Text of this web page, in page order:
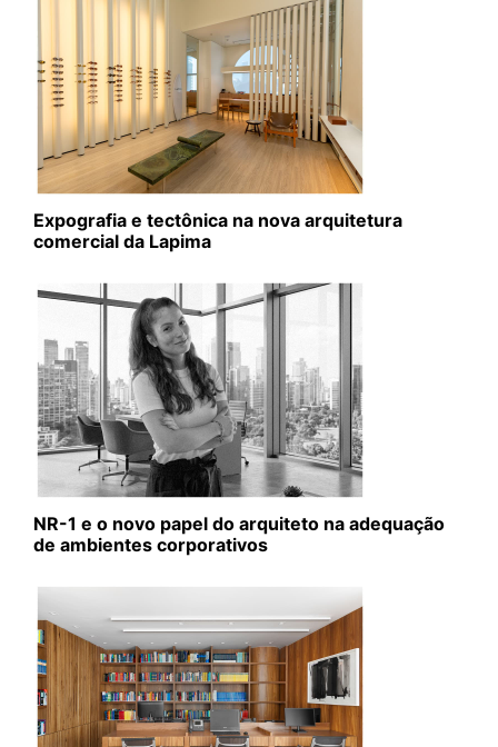
Expografia e tectônica na nova arquitetura
comercial da Lapima
NR-1 e o novo papel do arquiteto na adequação
de ambientes corporativos